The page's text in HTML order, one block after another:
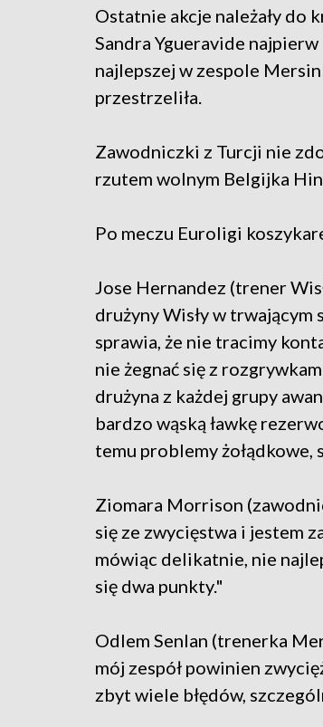
Ostatnie akcje należały do
Sandra Ygueravide
najlepszej w zespole
przestrzeliła.
Zawodniczki z Turcji nie
rzutem wolnym Belgijka
Po meczu Euroligi
Jose Hernandez (trener
drużyny Wisły w trwającym
sprawia, że nie tracimy
nie żegnać się z
drużyna z każdej grupy
bardzo wąską ławkę
temu problemy
Ziomara Morrison
się ze zwycięstwa i jestem
mówiąc delikatnie, nie
się dwa punkty."
Odlem Senlan (trenerka
mój zespół powinien
zbyt wiele błędów,